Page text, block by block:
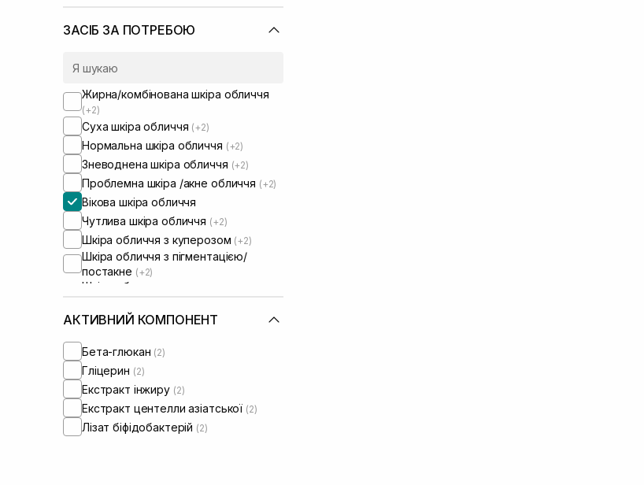
ЗАСІБ ЗА ПОТРЕБОЮ
Жирна/комбінована шкіра обличчя
(+2)
Суха шкіра обличчя (+2)
Нормальна шкіра обличчя (+2)
Зневоднена шкіра обличчя (+2)
Проблемна шкіра /акне обличчя (+2)
Вікова шкіра обличчя
Чутлива шкіра обличчя (+2)
Шкіра обличчя з куперозом (+2)
Шкіра обличчя з пігментацією/
постакне (+2)
Шкіра обличчя з розширеними
порами
Шкіра обличчя з порушеним
Шкіра обличчя з порушеним
АКТИВНИЙ КОМПОНЕНТ
Бета-глюкан (2)
Гліцерин (2)
Екстракт інжиру (2)
Екстракт центелли азіатської (2)
Лізат біфідобактерій (2)